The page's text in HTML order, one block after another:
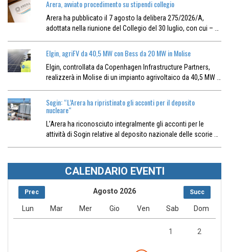
Arera, avviato procedimento su stipendi collegio
Arera ha pubblicato il 7 agosto la delibera 275/2026/A,
adottata nella riunione del Collegio del 30 luglio, con cui – …
Elgin, agriFV da 40,5 MW con Bess da 20 MW in Molise
Elgin, controllata da Copenhagen Infrastructure Partners,
realizzerà in Molise di un impianto agrivoltaico da 40,5 MW …
Sogin: “L’Arera ha ripristinato gli acconti per il deposito
nucleare“
L’Arera ha riconosciuto integralmente gli acconti per le
attività di Sogin relative al deposito nazionale delle scorie …
CALENDARIO EVENTI
Prec Succ
Agosto 2026
Lun Mar Mer Gio Ven Sab Dom
1 2